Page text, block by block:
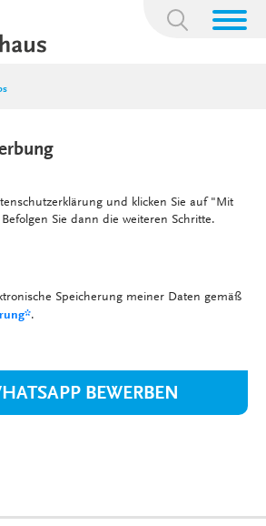
Suchbegriff:
und klicken Sie auf "Mit
Sie dann die weiteren Schritte.
Speicherung meiner Daten gemäß
.
BEWERBEN